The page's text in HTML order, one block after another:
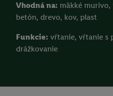
Vhodná na: mäkké
betón, drevo, kov, plast
Funkcie: vŕtanie, vŕtanie s
drážkovanie